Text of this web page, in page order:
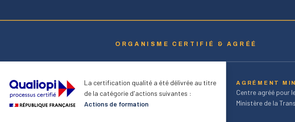
ORGANISME CERTIFIÉ & AGRÉÉ
La certification qualité a été délivrée au titre
de la catégorie d'actions suivantes :
Actions de formation
AGRÉMENT
Centre agréé pour
Ministère de la